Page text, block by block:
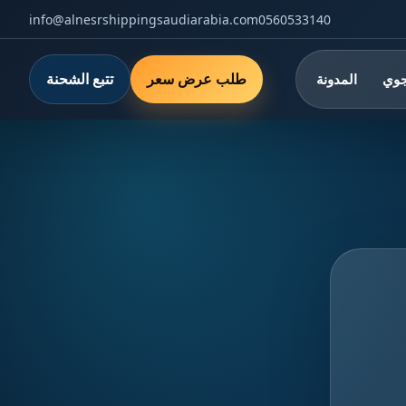
0560533140
info@alnesrshippingsaudiarabia.com
المدونة طلب عرض سعر تتبع الشحنة